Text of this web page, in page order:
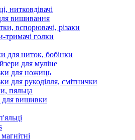
нитковдівачі
вишивання
вспорювачі, різаки
тримачі голки
для ниток, бобінки
для муліне
для ножиць
для рукоділля, смітнички
пяльца
для вишивки